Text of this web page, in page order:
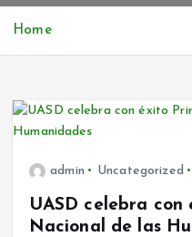
o
o
Home
admin Uncategorized
UASD celebra con
Nacional de las